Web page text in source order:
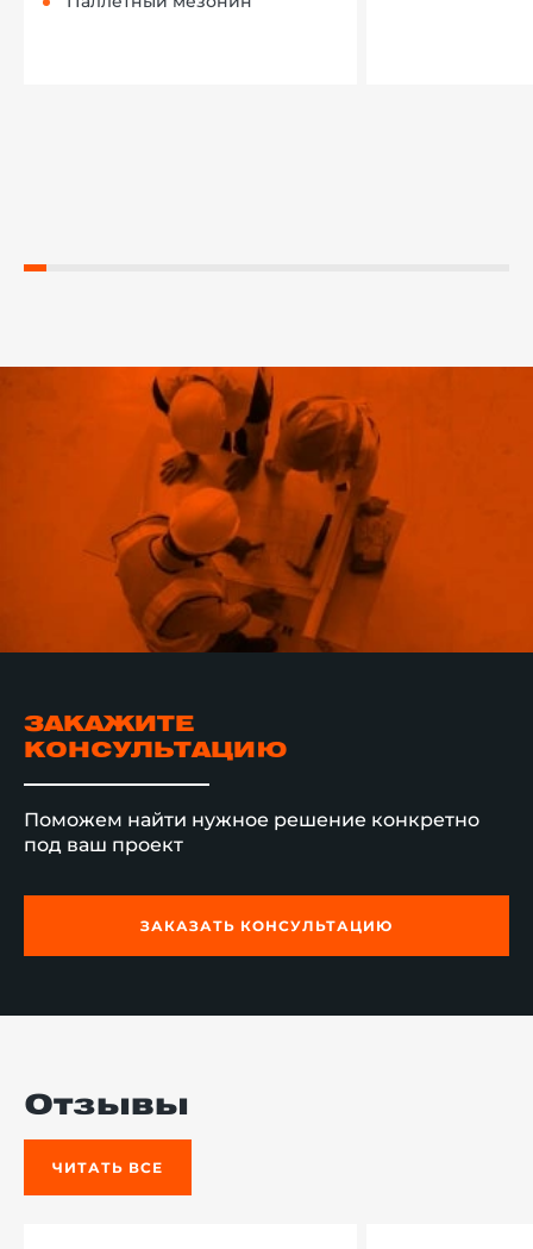
ЗАКАЖИТЕ
КОНСУЛЬТАЦИЮ
Поможем найти нужное решение конкретно
под ваш проект
ЗАКАЗАТЬ КОНСУЛЬТАЦИЮ
Отзывы
ЧИТАТЬ ВСЕ